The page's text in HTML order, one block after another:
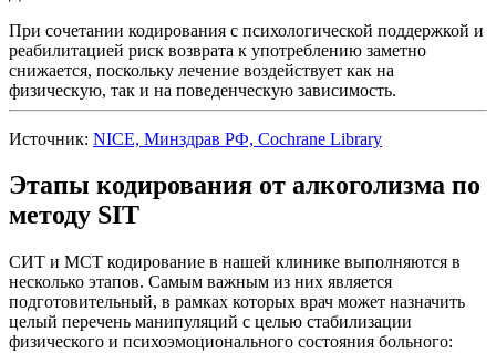
При сочетании кодирования с психологической поддержкой и
реабилитацией риск возврата к употреблению заметно
снижается, поскольку лечение воздействует как на
физическую, так и на поведенческую зависимость.
Источник: NICE, Минздрав РФ, Cochrane Library
Этапы кодирования от алкоголизма по
методу SIT
СИТ и МСТ кодирование в нашей клинике выполняются в
несколько этапов. Самым важным из них является
подготовительный, в рамках которых врач может назначить
целый перечень манипуляций с целью стабилизации
физического и психоэмоционального состояния больного: